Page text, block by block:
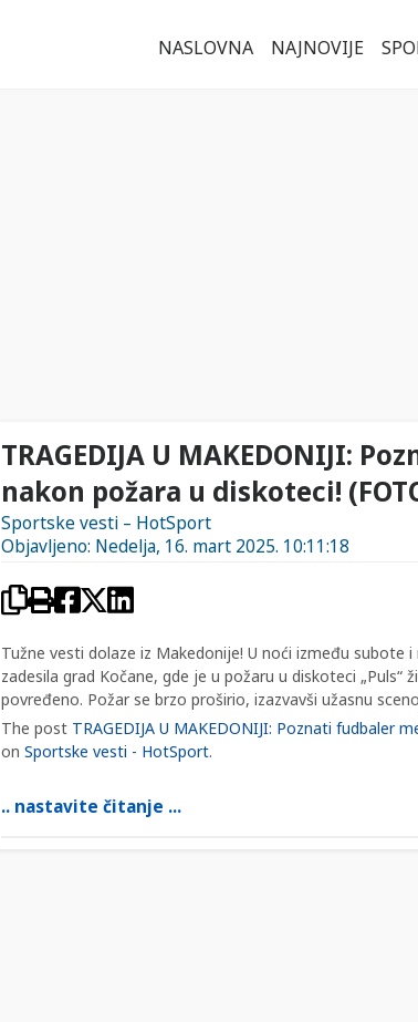
NASLOVNA NAJNOVIJE
TRAGEDIJA U MAKEDONIJI:
nakon požara u diskoteci!
Sportske vesti – HotSport
Objavljeno: Nedelja, 16. mart 2025. 10:11:18
Tužne vesti dolaze iz Makedonije! U noći između
zadesila grad Kočane, gde je u požaru u diskoteci
povređeno. Požar se brzo proširio, izazvavši užasnu
The post TRAGEDIJA U MAKEDONIJI: Poznati fudbaler
on Sportske vesti - HotSport.
.. nastavite čitanje ...